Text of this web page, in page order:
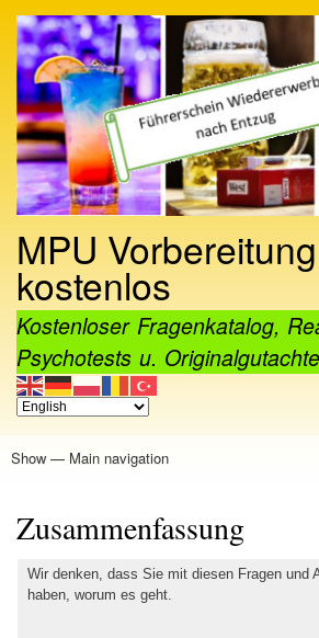
Skip
to
main
content
MPU Vorbereitung
kostenlos
Kostenloser Fragenkatalog,
Psychotests u.
Main
Show — Main navigation
Zusammenfassung
Wir denken, dass Sie mit diesen Fragen und
haben, worum es geht.